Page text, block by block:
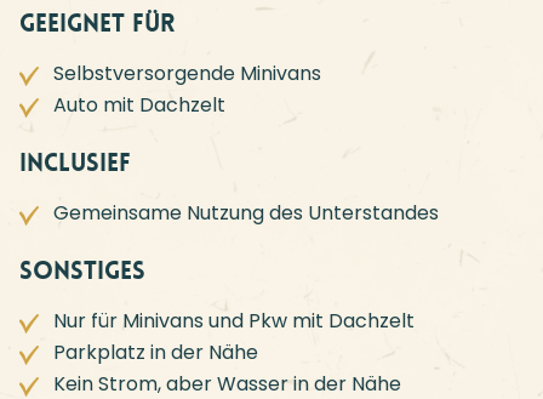
Geeignet für
Selbstversorgende Minivans
Auto mit Dachzelt
Inclusief
Gemeinsame Nutzung des Unterstandes
Sonstiges
Nur für Minivans und Pkw mit Dachzelt
Parkplatz in der Nähe
Kein Strom, aber Wasser in der Nähe